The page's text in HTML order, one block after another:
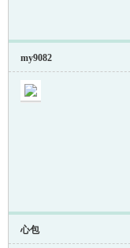
my9082
心包